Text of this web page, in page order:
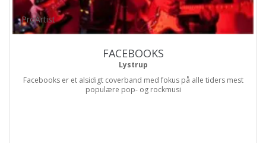
ProArtist
FACEBOOKS
Lystrup
Facebooks er et alsidigt coverband med fokus på alle tiders mest
populære pop- og rockmusi